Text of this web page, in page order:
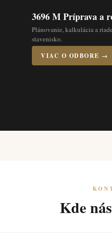
3696 M Príprava a
Plánovanie, kalkulácia a
stavenisko.
VIAC O ODBORE →
Kde